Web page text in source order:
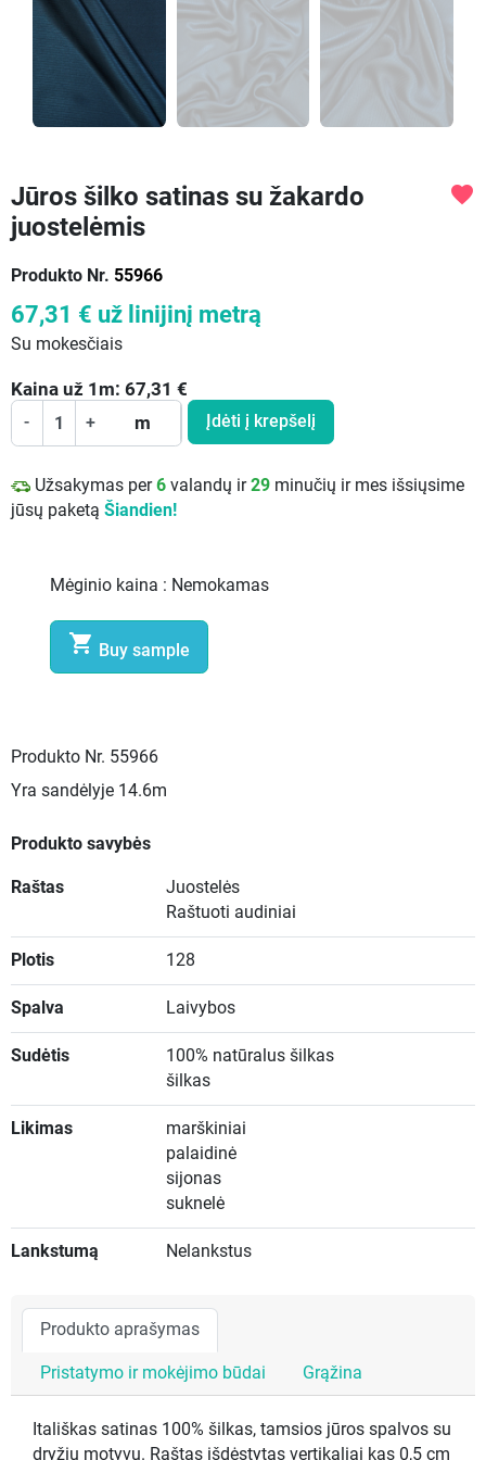
Jūros šilko satinas su žakardo
juostelėmis
Produkto Nr. 55966
favorite
67,31 € už linijinį metrą
Su mokesčiais
Kaina už 1 m: 67,31 €
- + m Įdėti į krepšelį
Užsakymas per6 valandų ir29 minučių ir mes išsiųsime
jūsų paketą Šiandien!
Mėginio kaina : Nemokamas
 Buy sample
Produkto Nr. 55966
Yra sandėlyje 14.6m
Produkto savybės
Raštas
Juostelės
Raštuoti audiniai
Plotis 128
Spalva Laivybos
Sudėtis
100% natūralus šilkas
šilkas
Likimas
marškiniai
palaidinė
sijonas
suknelė
Lankstumą Nelankstus
Produkto aprašymas
Pristatymo ir mokėjimo būdai Grąžina
Itališkas satinas 100% šilkas, tamsios jūros spalvos su
dryžių motyvu. Raštas išdėstytas vertikaliai kas 0,5 cm